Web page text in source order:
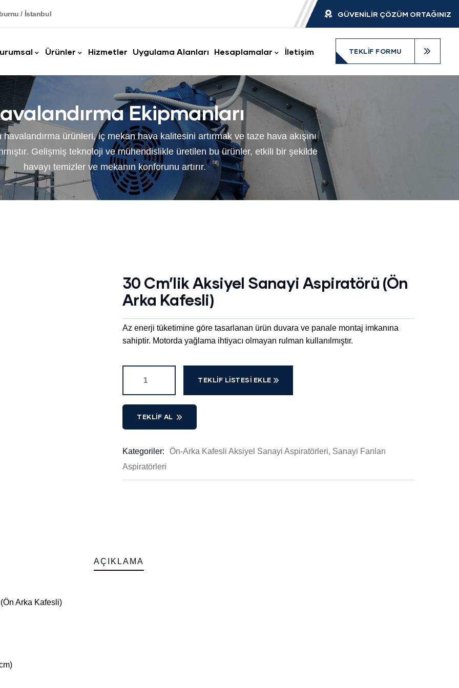
/ İstanbul GÜVENİLİR ÇÖZÜM ORTAĞINIZ
Ürünler Hizmetler Uygulama Alanları Hesaplamalar İletişim TEKLIF FORMU
Ekipmanları
havalandırma ürünleri, iç mekan hava kalitesini artırmak ve taze hava akışını
Gelişmiş teknoloji ve mühendislikle üretilen bu ürünler, etkili bir şekilde
havayı temizler ve mekanın konforunu artırır.
30 Cm’lik Aksiyel Sanayi Aspiratörü (Ön
Arka Kafesli)
Az enerji tüketimine göre tasarlanan ürün duvara ve panale montaj imkanına
sahiptir. Motorda yağlama ihtiyacı olmayan rulman kullanılmıştır.
TEKLIF LISTESI EKLE
TEKLIF AL
Kategoriler: Ön-Arka Kafesli Aksiyel Sanayi Aspiratörleri, Sanayi Fanları
Aspiratörleri
AÇIKLAMA
Arka Kafesli)